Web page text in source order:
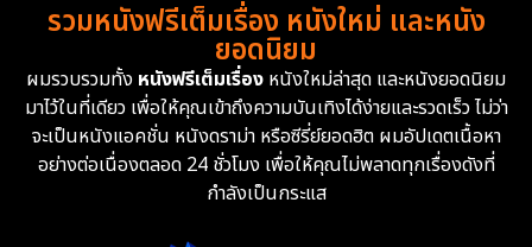
Family ครอบครัว 372
Fantasy จินตนาการ 339
Fiction 9
รวมหนังฟรีเต็มเรื่อง หนังใหม่ และหนัง
ยอดนิยม
ผมรวบรวมทั้ง หนังฟรีเต็มเรื่อง หนังใหม่ล่าสุด และหนังยอดนิยม
มาไว้ในที่เดียว เพื่อให้คุณเข้าถึงความบันเทิงได้ง่ายและรวดเร็ว ไม่ว่า
จะเป็นหนังแอคชั่น หนังดราม่า หรือซีรี่ย์ยอดฮิต ผมอัปเดตเนื้อหา
อย่างต่อเนื่องตลอด 24 ชั่วโมง เพื่อให้คุณไม่พลาดทุกเรื่องดังที่
กำลังเป็นกระแส